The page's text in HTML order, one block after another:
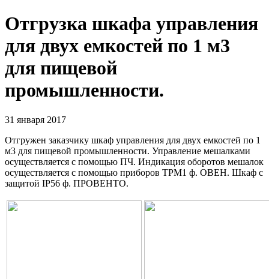
Отгрузка шкафа управления
для двух емкостей по 1 м3
для пищевой
промышленности.
31 января 2017
Отгружен заказчику шкаф управления для двух емкостей по 1
м3 для пищевой промышленности. Управление мешалками
осуществляется с помощью ПЧ. Индикация оборотов мешалок
осуществляется с помощью приборов ТРМ1 ф. ОВЕН. Шкаф с
защитой IP56 ф. ПРОВЕНТО.